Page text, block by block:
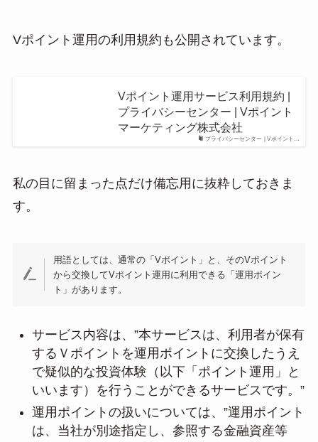
Vポイント運用の利用規約も公開されています。
プライバシーセンター | Vポイント…
Vポイント運用サービス利用規約 |
プライバシーセンター | Vポイント
マーケティング株式会社
私の目に留まった点だけ備忘用に抜粋しておきま
す。
用語としては、通常の「Vポイント」と、そのVポイント
から交換してVポイント運用に利用できる「運用ポイン
ト」があります。
サービス内容は、”本サービスは、利用者が保有
するＶポイントを運用ポイントに交換したうえ
で疑似的な投資体験（以下「ポイント運用」と
いいます）を行うことができるサービスです。”
運用ポイントの扱いについては、”運用ポイント
は、当社が別途指定し、参照する金融資産等